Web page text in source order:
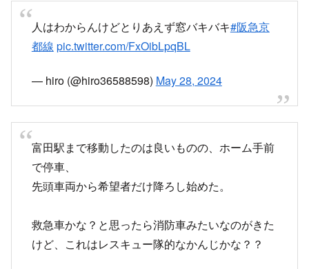
人はわからんけどとりあえず窓バキバキ#阪急京
都線 pic.twitter.com/FxOibLpqBL
— hiro (@hiro36588598) May 28, 2024
富田駅まで移動したのは良いものの、ホーム手前
で停車、
先頭車両から希望者だけ降ろし始めた。
救急車かな？と思ったら消防車みたいなのがきた
けど、これはレスキュー隊的なかんじかな？？